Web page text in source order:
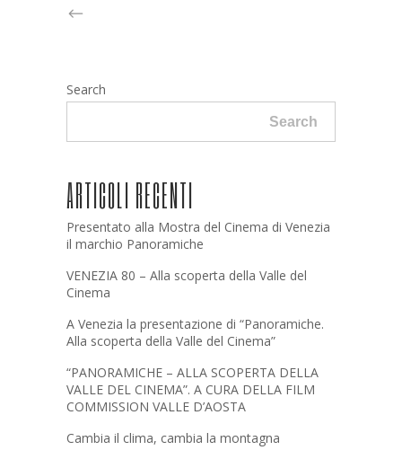
Search
Search
ARTICOLI RECENTI
Presentato alla Mostra del Cinema di Venezia
il marchio Panoramiche
VENEZIA 80 – Alla scoperta della Valle del
Cinema
A Venezia la presentazione di “Panoramiche.
Alla scoperta della Valle del Cinema”
“PANORAMICHE – ALLA SCOPERTA DELLA
VALLE DEL CINEMA”. A CURA DELLA FILM
COMMISSION VALLE D’AOSTA
Cambia il clima, cambia la montagna